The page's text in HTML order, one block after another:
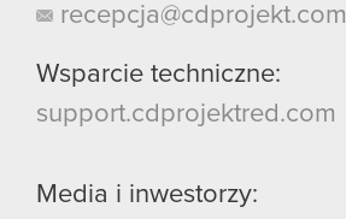
recepcja@cdprojekt.com
Wsparcie techniczne:
support.cdprojektred.com
Media i inwestorzy: